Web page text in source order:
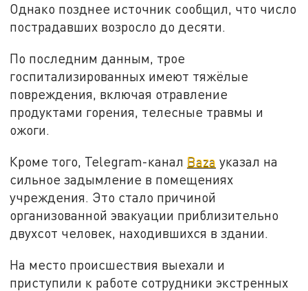
Однако позднее источник сообщил, что число
пострадавших возросло до десяти.
По последним данным, трое
госпитализированных имеют тяжёлые
повреждения, включая отравление
продуктами горения, телесные травмы и
ожоги.
Кроме того, Telegram-канал Baza указал на
сильное задымление в помещениях
учреждения. Это стало причиной
организованной эвакуации приблизительно
двухсот человек, находившихся в здании.
На место происшествия выехали и
приступили к работе сотрудники экстренных